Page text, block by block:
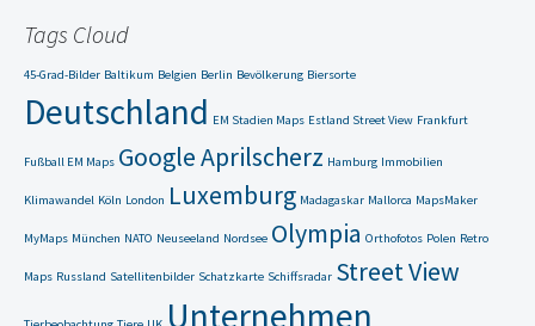
Tags Cloud
45-Grad-Bilder Baltikum Belgien Berlin Bevölkerung Biersorte
Deutschland EM Stadien Maps Estland Street View Frankfurt
Fußball EM Maps Google Aprilscherz Hamburg Immobilien
Klimawandel Köln London Luxemburg Madagaskar Mallorca MapsMaker
MyMaps München NATO Neuseeland Nordsee Olympia Orthofotos Polen Retro
Maps Russland Satellitenbilder Schatzkarte Schiffsradar Street View
Unternehmen